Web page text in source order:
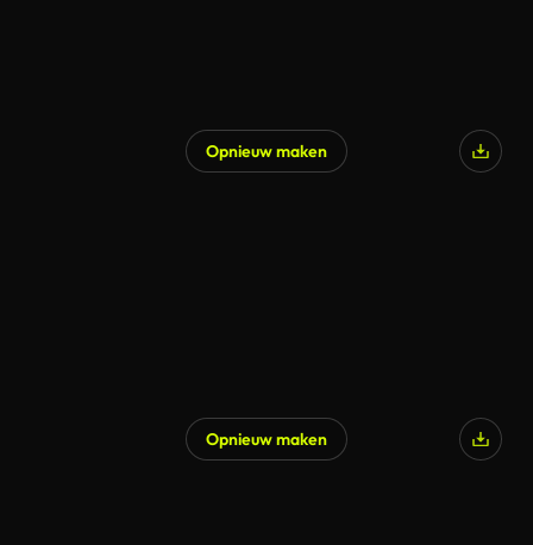
Opnieuw maken
Opnieuw maken